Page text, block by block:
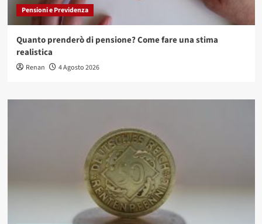
Pensioni e Previdenza
Quanto prenderò di pensione? Come fare una stima
realistica
Renan 4 Agosto 2026